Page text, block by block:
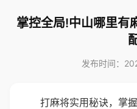
掌控全局!中山哪里有
发布时间：
打麻将实用秘诀，掌